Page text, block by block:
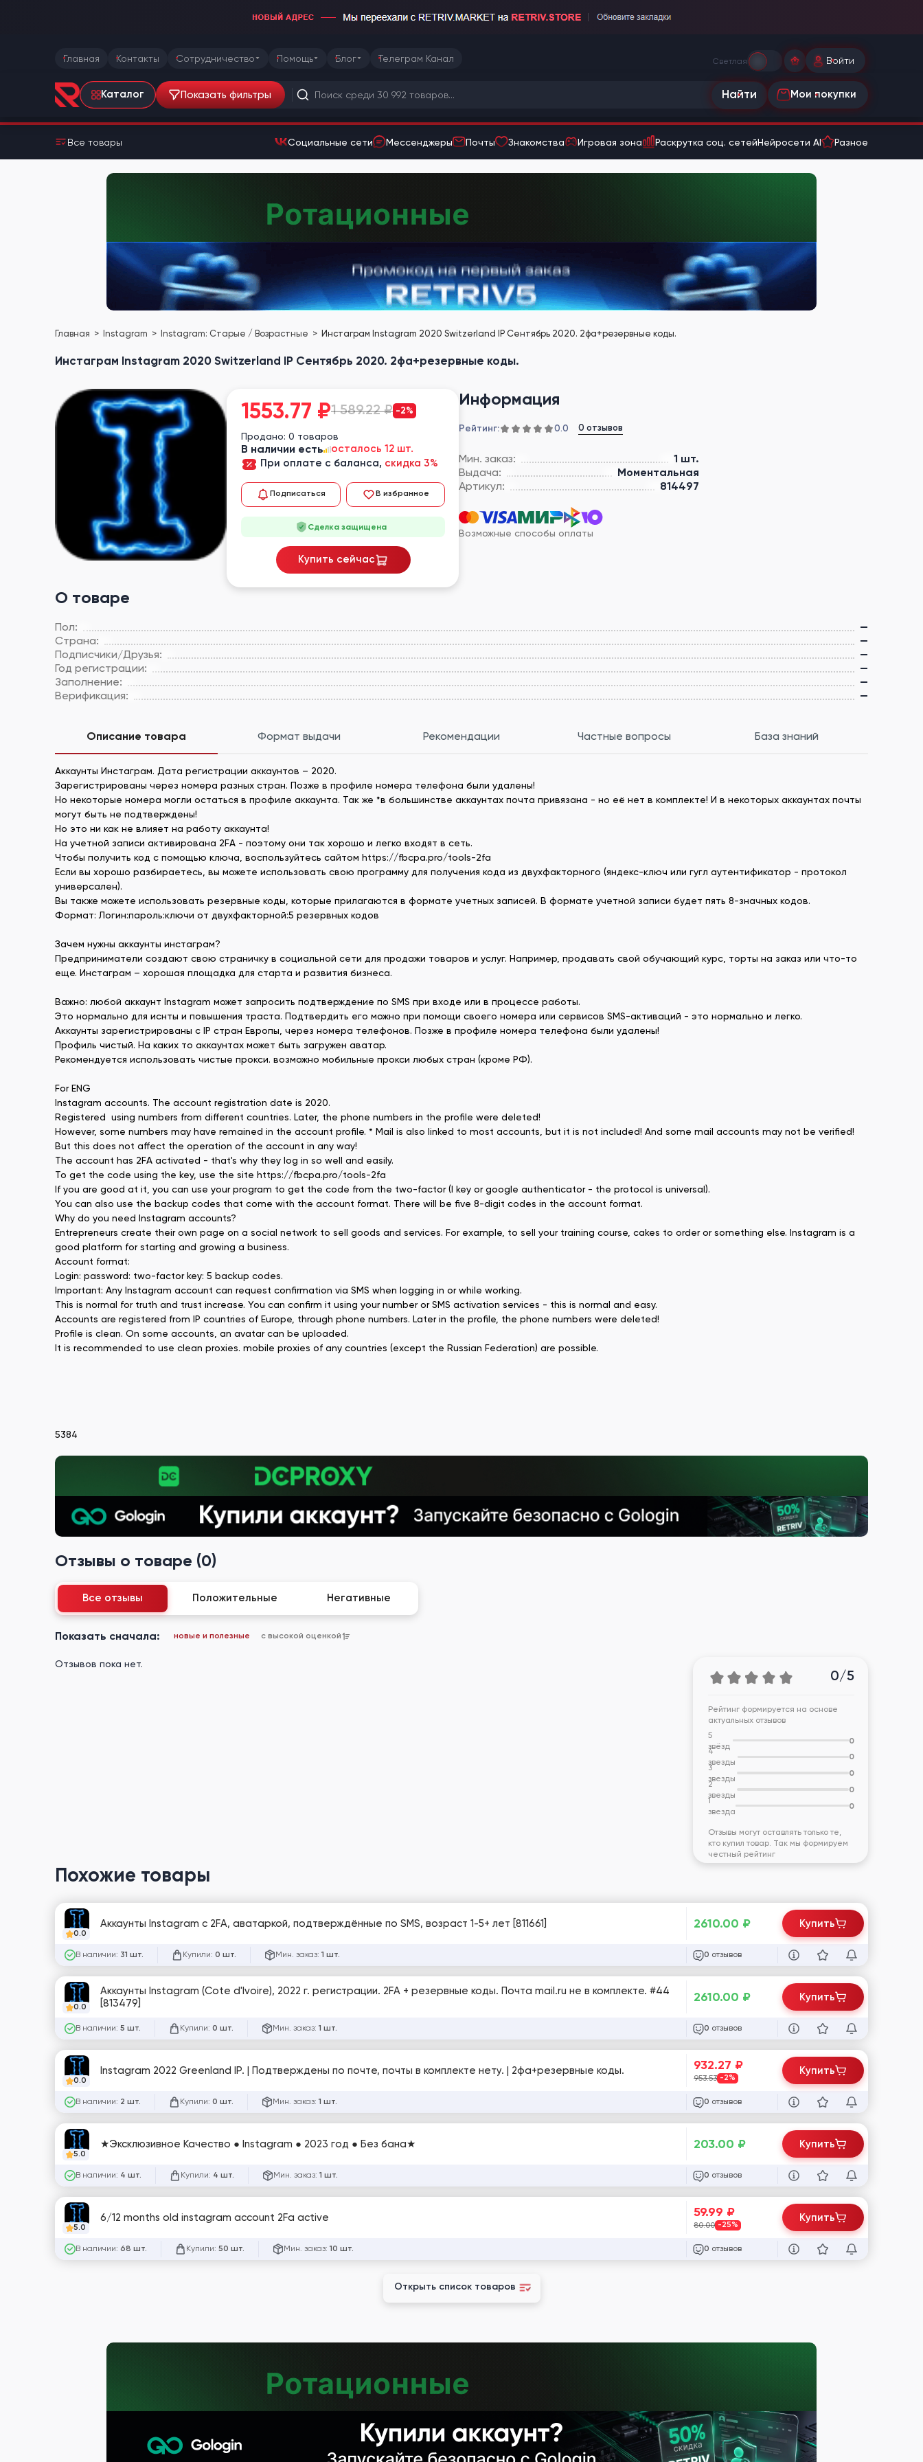
Главная Контакты Сотрудничество Помощь Блог Телеграм Канал Светлая Войти
Каталог Показать фильтры Найти Мои покупки
Все товары Социальные сети Мессенджеры Почты Знакомства Игровая зона Раскрутка соц. сетейНейросети AI Разное
Главная Instagram Instagram: Старые / Возрастные Инстаграм Instagram 2020 Switzerland IP Сентябрь 2020. 2фа+резервные коды.
Инстаграм Instagram 2020 Switzerland IP Сентябрь 2020. 2фа+резервные коды.
Информация
Рейтинг: 0.0 0 отзывов
Мин. заказ:
1 шт.
Выдача:
Моментальная
Артикул:
814497
Возможные способы оплаты
О товаре
Пол:
—
Страна:
—
Подписчики/Друзья:
—
Год регистрации:
—
Заполнение:
—
Верификация:
—
1553.77 ₽1 589.22 ₽ -2%
Продано: 0 товаров
В наличии есть
осталось 12 шт.
При оплате с баланса, скидка 3%
Подписаться В избранное
Сделка защищена
Купить сейчас
Описание товара Формат выдачи Рекомендации Частные вопросы База знаний
Аккаунты Инстаграм. Дата регистрации аккаунтов – 2020.
Зарегистрированы через номера разных стран. Позже в профиле номера телефона были удалены!
Но некоторые номера могли остаться в профиле аккаунта. Так же *в большинстве аккаунтах почта привязана - но её нет в комплекте! И в некоторых аккаунтах почты
могут быть не подтверждены!
Но это ни как не влияет на работу аккаунта!
На учетной записи активирована 2FA - поэтому они так хорошо и легко входят в сеть.
Чтобы получить код с помощью ключа, воспользуйтесь сайтом https://fbcpa.pro/tools-2fa
Если вы хорошо разбираетесь, вы можете использовать свою программу для получения кода из двухфакторного (яндекс-ключ или гугл аутентификатор - протокол
универсален).
Вы также можете использовать резервные коды, которые прилагаются в формате учетных записей. В формате учетной записи будет пять 8-значных кодов.
Формат: Логин:пароль:ключи от двухфакторной:5 резервных кодов
Зачем нужны аккаунты инстаграм?
Предприниматели создают свою страничку в социальной сети для продажи товаров и услуг. Например, продавать свой обучающий курс, торты на заказ или что-то
еще. Инстаграм – хорошая площадка для старта и развития бизнеса.
Важно: любой аккаунт Instagram может запросить подтверждение по SMS при входе или в процессе работы.
Это нормально для иснты и повышения траста. Подтвердить его можно при помощи своего номера или сервисов SMS-активаций - это нормально и легко.
Аккаунты зарегистрированы с IP стран Европы, через номера телефонов. Позже в профиле номера телефона были удалены!
Профиль чистый. На каких то аккаунтах может быть загружен аватар.
Рекомендуется использовать чистые прокси. возможно мобильные прокси любых стран (кроме РФ).
For ENG
Instagram accounts. The account registration date is 2020.
Registered using numbers from different countries. Later, the phone numbers in the profile were deleted!
However, some numbers may have remained in the account profile. * Mail is also linked to most accounts, but it is not included! And some mail accounts may not be verified!
But this does not affect the operation of the account in any way!
The account has 2FA activated - that's why they log in so well and easily.
To get the code using the key, use the site https://fbcpa.pro/tools-2fa
If you are good at it, you can use your program to get the code from the two-factor (I key or google authenticator - the protocol is universal).
You can also use the backup codes that come with the account format. There will be five 8-digit codes in the account format.
Why do you need Instagram accounts?
Entrepreneurs create their own page on a social network to sell goods and services. For example, to sell your training course, cakes to order or something else. Instagram is a
good platform for starting and growing a business.
Account format:
Login: password: two-factor key: 5 backup codes.
Important: Any Instagram account can request confirmation via SMS when logging in or while working.
This is normal for truth and trust increase. You can confirm it using your number or SMS activation services - this is normal and easy.
Accounts are registered from IP countries of Europe, through phone numbers. Later in the profile, the phone numbers were deleted!
Profile is clean. On some accounts, an avatar can be uploaded.
It is recommended to use clean proxies. mobile proxies of any countries (except the Russian Federation) are possible.
5384
Отзывы о товаре (0)
Все отзывы Положительные Негативные
Показать сначала: новые и полезные с высокой оценкой
Отзывов пока нет.
0/5
Рейтинг формируется на основе
актуальных отзывов
5
звёзд
0
4
звезды
0
3
звезды
0
2
звезды
0
1
звезда
0
Отзывы могут оставлять только те,
кто купил товар. Так мы формируем
честный рейтинг
Похожие товары
0.0
Аккаунты Instagram с 2FA, аватаркой, подтверждённые по SMS, возраст 1-5+ лет [811661]
В наличии: 31 шт. Купили: 0 шт. Мин. заказ: 1 шт.
2610.00 ₽
0 отзывов
Купить
0.0
Аккаунты Instagram (Cote d'Ivoire), 2022 г. регистрации. 2FA + резервные коды. Почта mail.ru не в комплекте. #44
[813479]
В наличии: 5 шт. Купили: 0 шт. Мин. заказ: 1 шт.
2610.00 ₽
0 отзывов
Купить
0.0
Instagram 2022 Greenland IP. | Подтверждены по почте, почты в комплекте нету. | 2фа+резервные коды.
В наличии: 2 шт. Купили: 0 шт. Мин. заказ: 1 шт.
932.27 ₽
953.53 -2%
0 отзывов
Купить
5.0
★Эксклюзивное Качество ● Instagram ● 2023 год ● Без бана★
В наличии: 4 шт. Купили: 4 шт. Мин. заказ: 1 шт.
203.00 ₽
0 отзывов
Купить
5.0
6/12 months old instagram account 2Fa active
В наличии: 68 шт. Купили: 50 шт. Мин. заказ: 10 шт.
59.99 ₽
80.00 -25%
0 отзывов
Купить
Открыть список товаров